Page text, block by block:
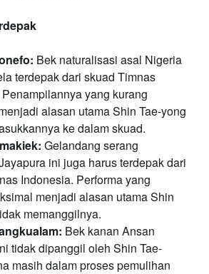
Bek naturalisasi asal Nigeria
terdepak dari skuad Timnas
yang kurang
alasan utama Shin Tae-yong
ke dalam skuad.
Gelandang serang
ini juga harus terdepak dari
Indonesia. Performa yang
menjadi alasan utama Shin
memanggilnya.
Bek kanan Ansan
tidak dipanggil oleh Shin Tae-
masih dalam proses pemulihan